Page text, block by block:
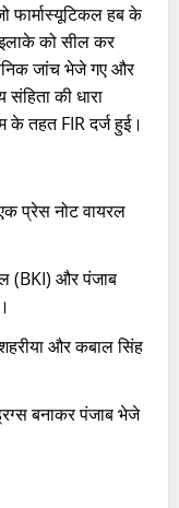
फार्मास्यूटिकल हब के
को सील कर
जांच भेजे गए और
की धारा
के तहत FIR दर्ज हुई।​
प्रेस नोट वायरल
(BKI) और पंजाब
और कबाल सिंह
बनाकर पंजाब भेजे